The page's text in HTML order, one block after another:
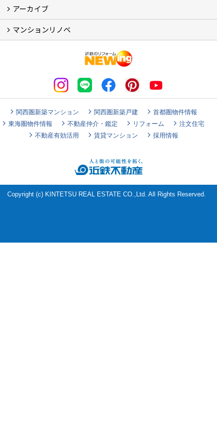
補助金・税制 (3)
コラム
ＳＮＳ
アーカイブ
【アーカイブ】近鉄の健康コラム（全9回） (10)
【アーカイブ】住まいのお役立ち情報（全10回） (11)
マンションリノベ
関西圏新築マンション 関西圏新築戸建
首都圏物件情報
東海圏物件情報
不動産仲介・鑑定 リフォーム
注文住宅
不動産有効活用
賃貸マンション 採用情報
Copyright (c) KINTETSU REAL ESTATE CO.,Ltd. All Rights Reserved.